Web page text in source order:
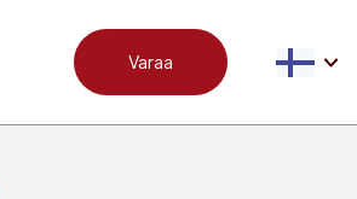
Varaa